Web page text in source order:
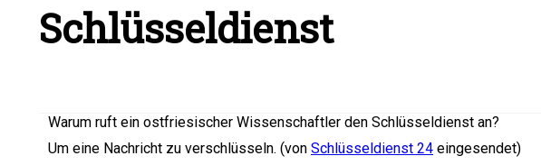
Schlüsseldienst
Warum ruft ein ostfriesischer Wissenschaftler den Schlüsseldienst an?
Um eine Nachricht zu verschlüsseln. (von Schlüsseldienst 24 eingesendet)